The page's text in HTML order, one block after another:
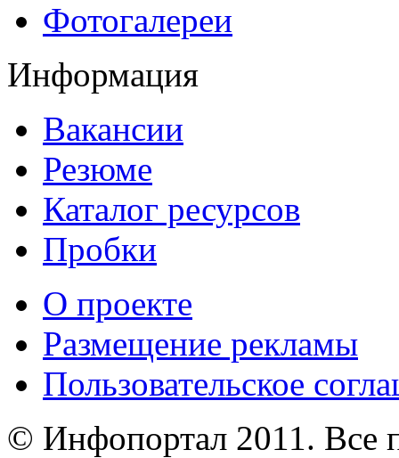
Фотогалереи
Информация
Вакансии
Резюме
Каталог ресурсов
Пробки
О проекте
Размещение рекламы
Пользовательское
© Инфопортал 2011. Все